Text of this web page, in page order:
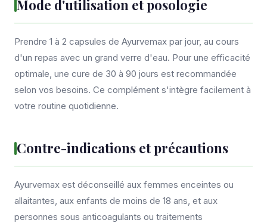
Mode d'utilisation et posologie
Prendre 1 à 2 capsules de Ayurvemax par jour, au cours
d'un repas avec un grand verre d'eau. Pour une efficacité
optimale, une cure de 30 à 90 jours est recommandée
selon vos besoins. Ce complément s'intègre facilement à
votre routine quotidienne.
Contre-indications et précautions
Ayurvemax est déconseillé aux femmes enceintes ou
allaitantes, aux enfants de moins de 18 ans, et aux
personnes sous anticoagulants ou traitements